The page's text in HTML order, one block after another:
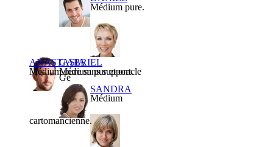
Médium pure.
ANASTASIA
Médium pure sans support.
GABRIEL
Médium pur et oracle
Gé
SANDRA
Médium
cartomancienne.